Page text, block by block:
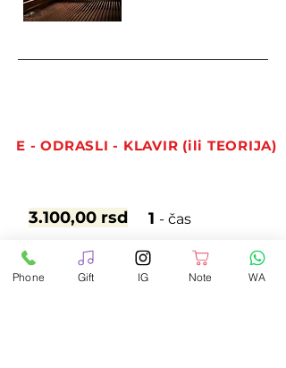
E - ODRASLI - KLAVIR (ili TEORIJA)
3.100,00 rsd 1 - čas
14.725,00 rsd 5 - časova -5%
Phone Gift IG Note WA